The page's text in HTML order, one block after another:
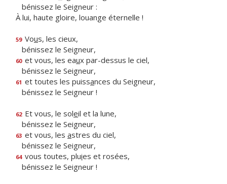
bénissez le Seigneur :
À lui, haute gloire, louange éternelle !
59 Vous, les cieux,
bénissez le Seigneur,
60 et vous, les eaux par-dessus le ciel,
bénissez le Seigneur,
61 et toutes les puissances du Seigneur,
bénissez le Seigneur !
62 Et vous, le soleil et la lune,
bénissez le Seigneur,
63 et vous, les astres du ciel,
bénissez le Seigneur,
64 vous toutes, pluies et rosées,
bénissez le Seigneur !